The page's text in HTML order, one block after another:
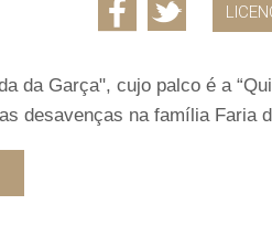
da Garça", cujo palco é a
desavenças na família Faria